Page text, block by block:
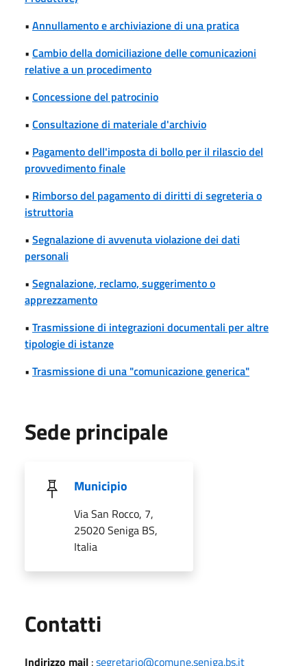
• Annullamento e archiviazione di una pratica
• Cambio della domiciliazione delle comunicazioni
relative a un procedimento
• Concessione del patrocinio
• Consultazione di materiale d'archivio
• Pagamento dell'imposta di bollo per il rilascio del
provvedimento finale
• Rimborso del pagamento di diritti di segreteria o
istruttoria
• Segnalazione di avvenuta violazione dei dati
personali
• Segnalazione, reclamo, suggerimento o
apprezzamento
• Trasmissione di integrazioni documentali per altre
tipologie di istanze
• Trasmissione di una "comunicazione generica"
Sede principale
Municipio
Via San Rocco, 7,
25020 Seniga BS,
Italia
Contatti
Indirizzo mail :segretario@comune.seniga.bs.it